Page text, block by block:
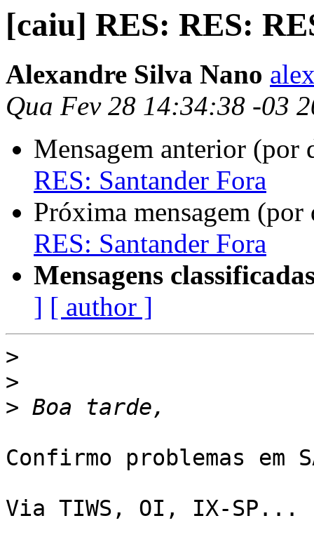
[caiu] RES: RES:
Alexandre Silva Nano
Qua Fev 28 14:34:38 -03
Mensagem anterior (por
RES: Santander Fora
Próxima mensagem
RES: Santander Fora
Mensagens
] [ author ]
>
>
>
Confirmo problemas em
Via TIWS, OI, IX-SP...